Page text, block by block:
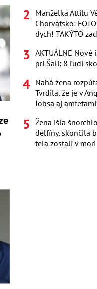
Manželka Attilu
Chorvátsko:
dych! TAKÝTO
AKTUÁLNE
pri Šali: 8 ľudí
Nahá žena
Tvrdila, že je v
Jobsa aj
Žena išla
delfíny, skončila
tela zostali v mori